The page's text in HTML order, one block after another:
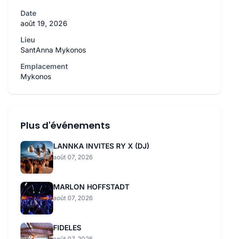
Date
août 19, 2026
Lieu
SantAnna Mykonos
Emplacement
Mykonos
Plus d'événements
LANNKA INVITES RY X (DJ)
août 07, 2026
MARLON HOFFSTADT
août 07, 2026
FIDELES